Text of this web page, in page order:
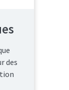
des